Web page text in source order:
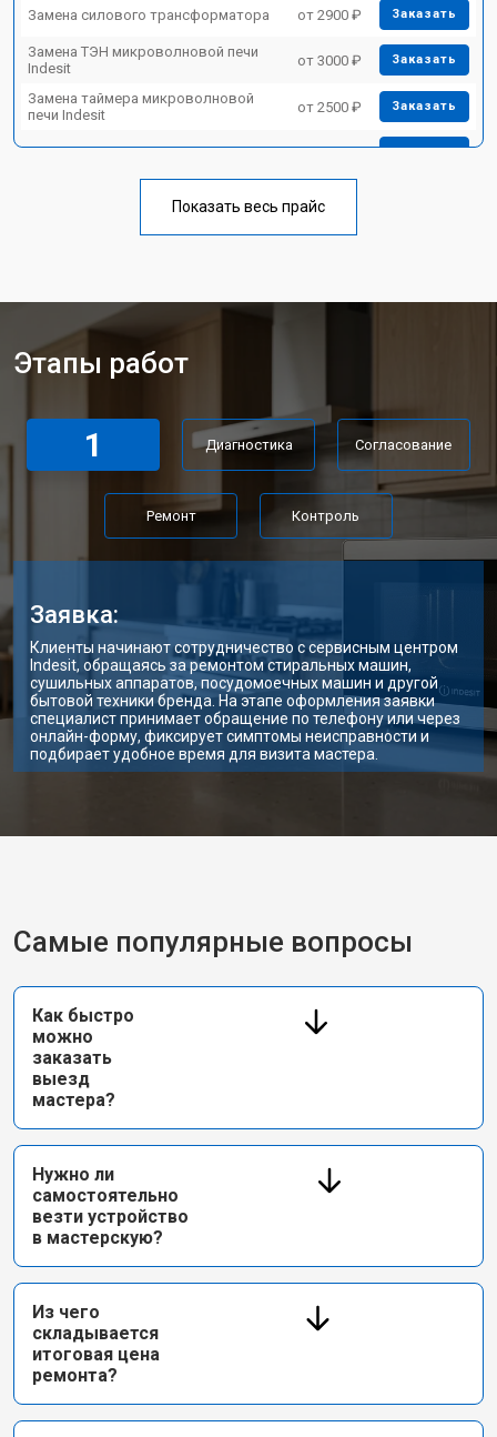
Замена силового трансформатора от 2900 ₽ Заказать
Замена ТЭН микроволновой печи
Indesit
от 3000 ₽ Заказать
Замена таймера микроволновой
печи Indesit
от 2500 ₽ Заказать
Замена конденсатора от 3500 ₽ Заказать
от 4500 ₽
Показать весь прайс
Этапы работ
1 Диагностика Согласование
Ремонт Контроль
Заявка:
Клиенты начинают сотрудничество с сервисным центром
Indesit, обращаясь за ремонтом стиральных машин,
сушильных аппаратов, посудомоечных машин и другой
бытовой техники бренда. На этапе оформления заявки
специалист принимает обращение по телефону или через
онлайн-форму, фиксирует симптомы неисправности и
подбирает удобное время для визита мастера.
Самые популярные вопросы
Как быстро
можно
заказать
выезд
мастера?
Нужно ли
самостоятельно
везти устройство
в мастерскую?
Из чего
складывается
итоговая цена
ремонта?